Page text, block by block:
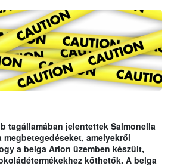
tagállamában jelentettek Salmonella
amelyekről
a belga Arlon üzemben készült,
köthetők. A belga